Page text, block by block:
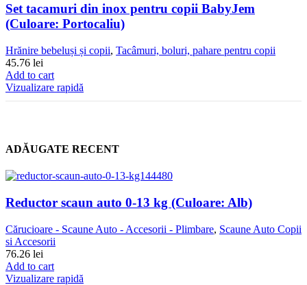
Set tacamuri din inox pentru copii BabyJem
(Culoare: Portocaliu)
Hrănire bebeluși și copii, Tacâmuri, boluri, pahare pentru copii
45.76 lei
Add to cart
Vizualizare rapidă
ADĂUGATE RECENT
Reductor scaun auto 0-13 kg (Culoare: Alb)
Cărucioare - Scaune Auto - Accesorii - Plimbare, Scaune Auto Copii
si Accesorii
76.26 lei
Add to cart
Vizualizare rapidă